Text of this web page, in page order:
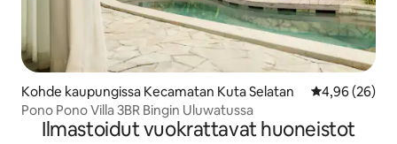
Kohde kaupungissa Kecamatan Kuta Selatan
4,96 (26)
Pono Pono Villa 3BR Bingin Uluwatussa
Ilmastoidut vuokrattavat huoneistot